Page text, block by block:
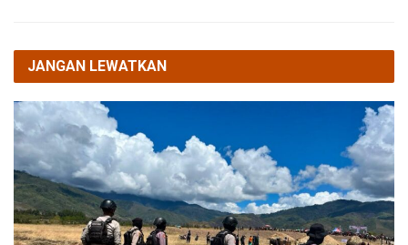
JANGAN LEWATKAN